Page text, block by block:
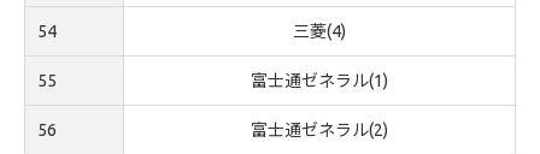
54 三菱(4)
55 富士通ゼネラル(1)
56 富士通ゼネラル(2)